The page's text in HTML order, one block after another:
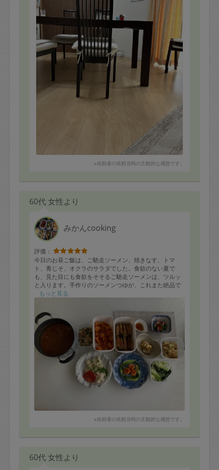
※依頼者の依頼当時の主観的な感想です。
60代 女性より
みかんcooking
評価：
今日のお昼ご飯は、ご馳走ソーメン、焼きなす、トマ
ト、青じそ、オクラのサラダでした。食欲のない夏で
も、見た目にも食欲をそそるご馳走ソーメンは、ツルッ
と入ります。手作りのソーメンつゆが、これまた絶品で
した。
もっと見る
※依頼者の依頼当時の主観的な感想です。
60代 女性より